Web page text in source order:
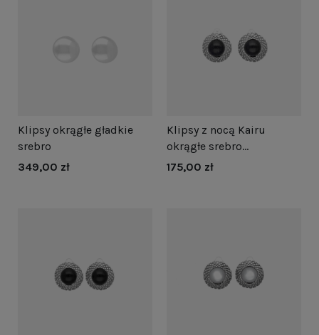
krzemem, cyrkonią oraz masą perłową. Biżuterię wykonano
Klipsy okrągłe gładkie
srebro
349,00 zł
Klipsy z nocą Kairu
okrągłe srebro
oksydowane
175,00 zł